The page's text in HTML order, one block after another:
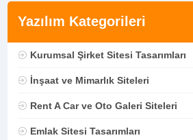
Yazılım Kategorileri
Kurumsal Şirket Sitesi Tasarımları
İnşaat ve Mimarlık Siteleri
Rent A Car ve Oto Galeri Siteleri
Emlak Sitesi Tasarımları